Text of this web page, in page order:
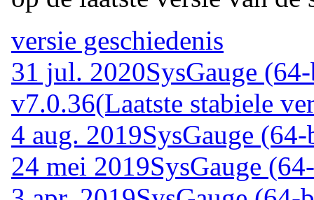
versie geschiedenis
31 jul. 2020SysGauge
v7.0.36(Laatste stabiele
4 aug. 2019SysGauge
24 mei 2019SysGauge